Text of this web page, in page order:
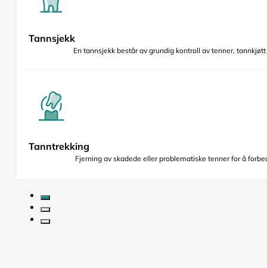
Tannsjekk
En tannsjekk består av grundig kontroll av tenner,
Tanntrekking
Fjerning av skadede eller problematiske tenner for å